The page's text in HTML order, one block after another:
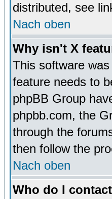
distributed, see
Nach oben
Why isn't X
This software
feature needs to
phpBB Group
phpbb.com, the
through the
then follow the
Nach oben
Who do I